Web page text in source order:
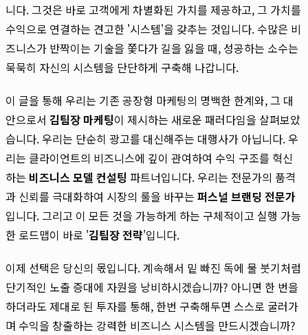
니다. 그것은 바로 고객에게 차별화된 가치를 제공하고, 그 가치를
수익으로 연결하는 견고한 '시스템'을 갖추는 것입니다. 수많은 비
즈니스가 반짝이는 기술을 쫓다가 길을 잃을 때, 성공하는 소수는
묵묵히 자신의 시스템을 단단하게 구축해 나갑니다.
이 글을 통해 우리는 기존 공장형 마케팅의 명백한 한계와, 그 대
안으로서 김팀장 마케팅이 제시하는 새로운 패러다임을 살펴보았
습니다. 우리는 단순히 광고를 대신해주는 대행사가 아닙니다. 우
리는 클라이언트의 비즈니스에 깊이 관여하여 수익 구조를 혁신
하는 비즈니스 모델 컨설팅 파트너입니다. 우리는 전문가의 품격
과 신뢰를 극대화하여 시장의 룰을 바꾸는 퍼스널 브랜딩 전문가
입니다. 그리고 이 모든 것을 가능하게 하는 구체적이고 실행 가능
한 로드맵이 바로 '김팀장 전략'입니다.
이제 선택은 당신의 몫입니다. 계속해서 밑 빠진 독에 물 붓기처럼
단기적인 노출 증대에 자원을 낭비하시겠습니까? 아니면 한 번을
하더라도 제대로 된 투자를 통해, 한번 구축해두면 스스로 굴러가
며 수익을 창출하는 강력한 비즈니스 시스템을 만드시겠습니까?